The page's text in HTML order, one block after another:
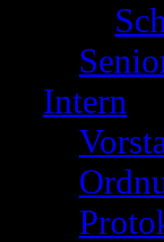
Intern